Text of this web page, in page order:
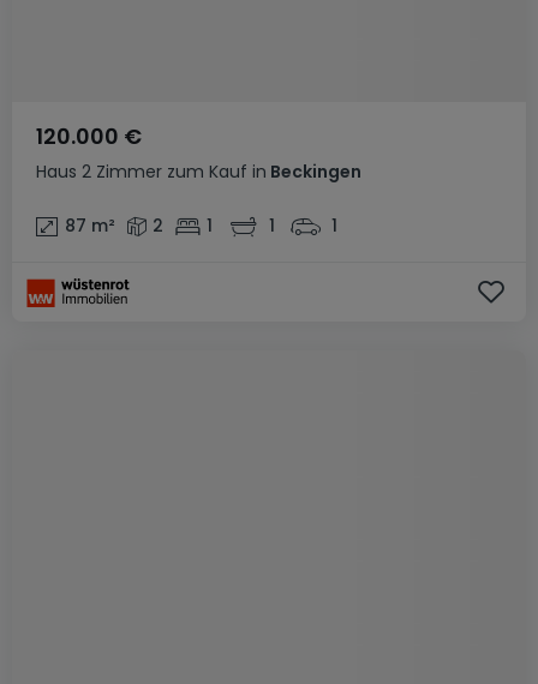
Haus 2 Zimmer zum Kauf in Beckingen
120.000 €
87 m² 2 1 1 1